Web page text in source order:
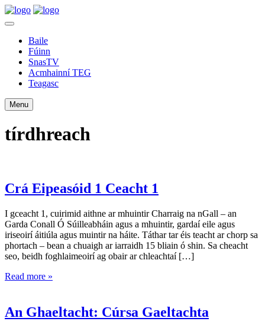
Baile
Fúinn
SnasTV
Acmhainní TEG
Teagasc
Menu
tírdhreach
Crá Eipeasóid 1 Ceacht 1
I gceacht 1, cuirimid aithne ar mhuintir Charraig na nGall – an
Garda Conall Ó Súilleabháin agus a mhuintir, gardaí eile agus
iriseoirí áitiúla agus muintir na háite. Táthar tar éis teacht ar chorp sa
phortach – bean a chuaigh ar iarraidh 15 bliain ó shin. Sa cheacht
seo, beidh foghlaimeoirí ag obair ar chleachtaí […]
Read more »
An Ghaeltacht: Cúrsa Gaeltachta